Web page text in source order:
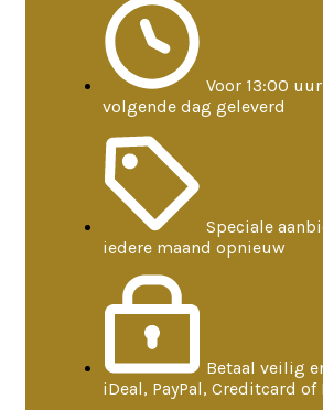
Voor 13:00
volgende dag geleverd
Speciale
iedere maand opnieuw
Betaal veilig
iDeal, PayPal, Creditcard